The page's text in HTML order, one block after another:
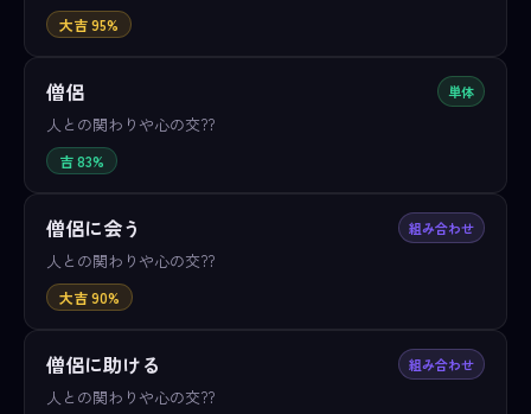
大吉 95%
僧侶 単体
人との関わりや心の交??
吉 83%
僧侶に会う 組み合わせ
人との関わりや心の交??
大吉 90%
僧侶に助ける 組み合わせ
人との関わりや心の交??